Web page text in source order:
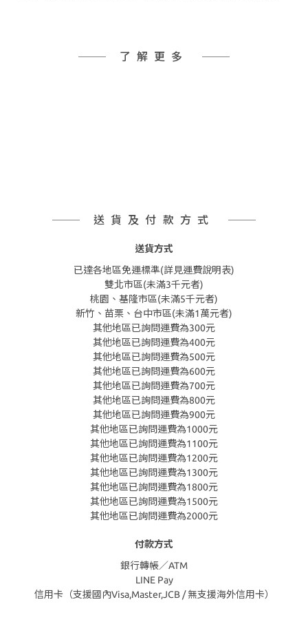
了解更多
送貨及付款方式
送貨方式
已達各地區免運標準(詳見運費說明表)
雙北市區(未滿3千元者)
桃園、基隆市區(未滿5千元者)
新竹、苗栗、台中市區(未滿1萬元者)
其他地區已詢問運費為300元
其他地區已詢問運費為400元
其他地區已詢問運費為500元
其他地區已詢問運費為600元
其他地區已詢問運費為700元
其他地區已詢問運費為800元
其他地區已詢問運費為900元
其他地區已詢問運費為1000元
其他地區已詢問運費為1100元
其他地區已詢問運費為1200元
其他地區已詢問運費為1300元
其他地區已詢問運費為1800元
其他地區已詢問運費為1500元
其他地區已詢問運費為2000元
付款方式
銀行轉帳／ATM
LINE Pay
信用卡（支援國內Visa,Master,JCB / 無支援海外信用卡）